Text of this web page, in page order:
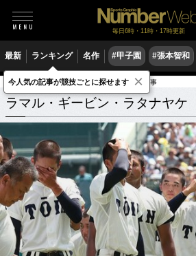
毎日6時・11時・17時更新
最新 ランキング 名作 #甲子園 #張本智和
ラマル・ギービン・ラタナヤケ 関連記事
ラマル・ギービン・ラタナヤケ
今人気の記事が競技ごとに探せます ×